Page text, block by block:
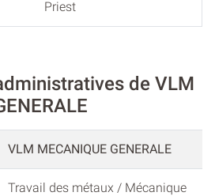
Priest
de VLM
VLM MECANIQUE GENERALE
Travail des métaux / Mécanique